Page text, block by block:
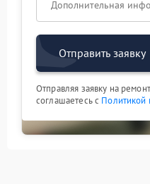
Отправить заявку
Отправляя заявку на
соглашаетесь с Политикой